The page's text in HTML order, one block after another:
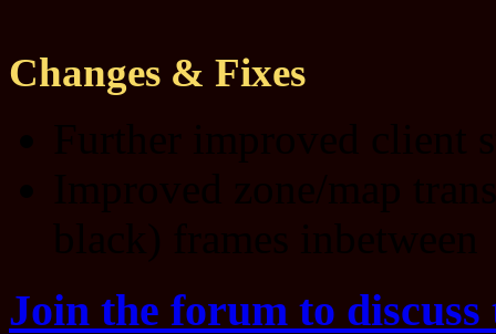
Changes & Fixes
Join the forum to